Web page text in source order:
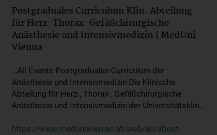
Postgraduales Curriculum Klin. Abteilung
für Herz-Thorax-Gefäßchirurgische
Anästhesie und Intensivmedizin | MedUni
Vienna
...All Events Postgraduales Curriculum der
Anästhesie und Intensivmedizin Die Klinische
Abteilung für Herz-, Thorax-, Gefäßchirurgische
Anästhesie und Intensivmedizin der Universitätsklin...
https://www.meduniwien.ac.at/web/en/about-